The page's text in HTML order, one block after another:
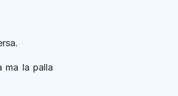
ma la palla